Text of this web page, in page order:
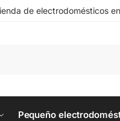
de electrodomésticos en
Pequeño